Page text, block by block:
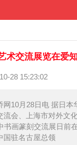
术交流展览在爱
28 15:23:02
网10月28日电 据日本
流会、上海市对外文
书画篆刻交流展日前
国驻名古屋总领